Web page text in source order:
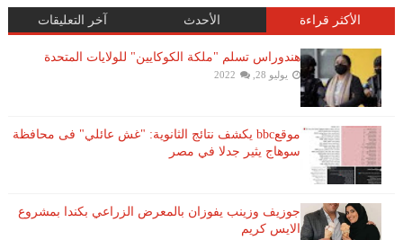
الأكثر قراءة الأحدث آخر التعليقات
هندوراس تسلم "ملكة الكوكايين" للولايات المتحدة
يوليو 28, 2022
موقعbbc يكشف نتائج الثانوية: "غش عائلي" فى محافظة
سوهاج يثير جدلا في مصر
جوزيف وزينب يفوزان بالمعرض الزراعي بكندا بمشروع
الايس كريم